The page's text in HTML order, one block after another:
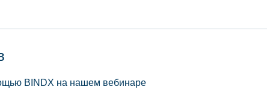
BINDX на нашем вебинаре